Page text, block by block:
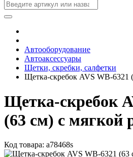
Автооборудование
Автоаксессуары
Щетки, скребки, салфетки
Щетка-скребок AVS WB-6321
Щетка-скребок
(63 cм) с мягкой
Код товара: a78468s